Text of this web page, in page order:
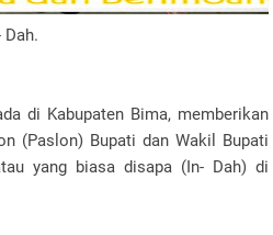
di Kabupaten Bima, memberikan
(Paslon) Bupati dan Wakil Bupati
yang biasa disapa (In- Dah) di